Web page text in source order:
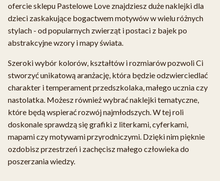
ofercie sklepu Pastelowe Love znajdziesz duże naklejki dla
dzieci zaskakujące bogactwem motywów w wielu różnych
stylach - od popularnych zwierząt i postaci z bajek po
abstrakcyjne wzory i mapy świata.
Szeroki wybór kolorów, kształtów i rozmiarów pozwoli Ci
stworzyć unikatową aranżację, która będzie odzwierciedlać
charakter i temperament przedszkolaka, małego ucznia czy
nastolatka. Możesz również wybrać naklejki tematyczne,
które będą wspierać rozwój najmłodszych. W tej roli
doskonale sprawdzą się grafiki z literkami, cyferkami,
mapami czy motywami przyrodniczymi. Dzięki nim pięknie
ozdobisz przestrzeń i zachęcisz małego człowieka do
poszerzania wiedzy.